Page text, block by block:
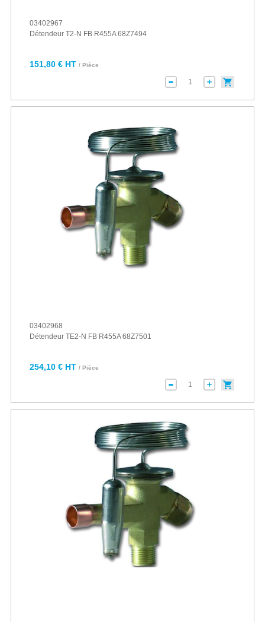
03402967
Détendeur T2-N FB R455A 68Z7494
151,80 € HT / Pièce
03402968
Détendeur TE2-N FB R455A 68Z7501
254,10 € HT / Pièce